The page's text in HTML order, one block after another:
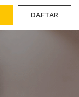
DAFTAR